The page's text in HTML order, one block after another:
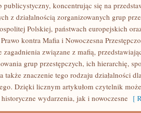
publicystyczny, koncentrując się na
z działalnością zorganizowanych grup
Polskiej, państwach europejskich
kontra Mafia i Nowoczesna
zagadnienia związane z mafią,
grup przestępczych, ich hierarchię,
także znaczenie tego rodzaju działalności
Dzięki licznym artykułom czytelnik
wydarzenia, jak i nowoczesne [